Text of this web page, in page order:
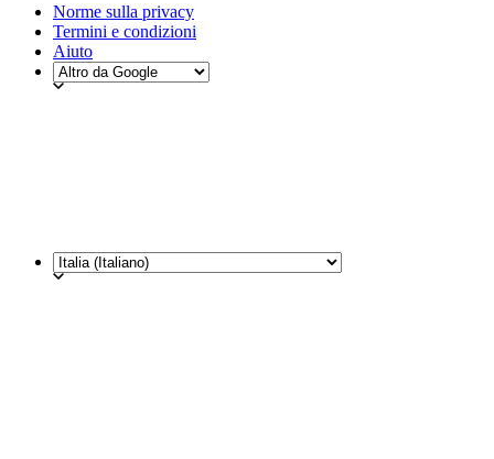
Norme sulla privacy
Termini e condizioni
Aiuto